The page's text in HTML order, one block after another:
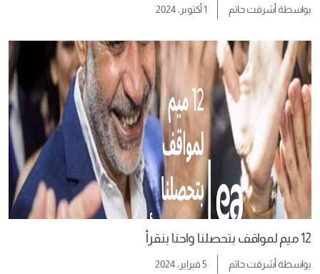
بواسطةأشرقت حاتم 1 أكتوبر، 2024
12 ميم لمواقف بتحصلنا واحنا بنقرأ
بواسطةأشرقت حاتم 5 فبراير، 2024